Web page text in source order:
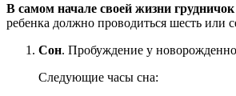
В самом начале своей жизни
ребенка должно проводиться шесть или
Сон. Пробуждение у
Следующие часы сна: